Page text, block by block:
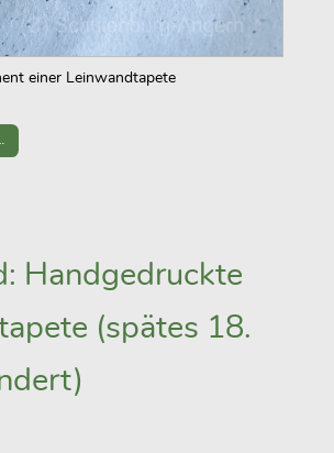
einer Leinwandtapete
Handgedruckte
(spätes 18.